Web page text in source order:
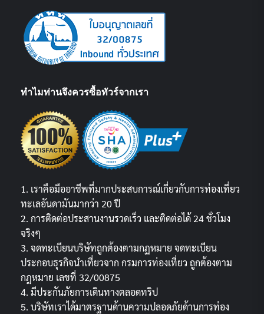
ทำไมท่านจึงควรซื้อทัวร์จากเรา
1. เราคือมืออาชีพที่มากประสบการณ์เกี่ยวกับการท่องเที่ยว
ทะเลอันดามันมากว่า 20 ปี
2. การติดต่อประสานงานรวดเร็ว และติดต่อได้ 24 ชั่วโมง
จริงๆ
3. จดทะเบียนบริษัทถูกต้องตามกฏหมาย จดทะเบียน
ประกอบธุรกิจนำเที่ยวจาก กรมการท่องเที่ยว ถูกต้องตาม
กฎหมาย เลขที่ 32/00875
4. มีประกันภัยการเดินทางตลอดทริป
5. บริษัทเราได้มาตรฐานด้านความปลอดภัยด้านการท่อง